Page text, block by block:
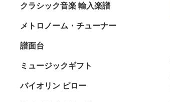
クラシック音楽 輸入楽譜
メトロノーム・チューナー
譜面台
ミュージックギフト
バイオリン ピロー